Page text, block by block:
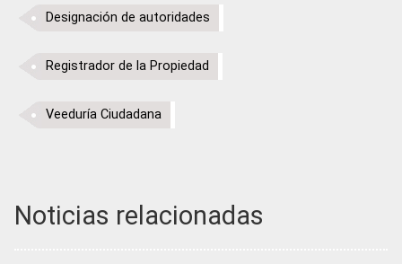
Designación de autoridades
Registrador de la Propiedad
Veeduría Ciudadana
Noticias relacionadas